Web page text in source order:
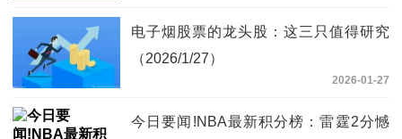
电子烟股票的龙头股：这三只值得研究
（2026/1/27）
2026-01-27
今日要闻!NBA最新积分榜：雷霆2分憾